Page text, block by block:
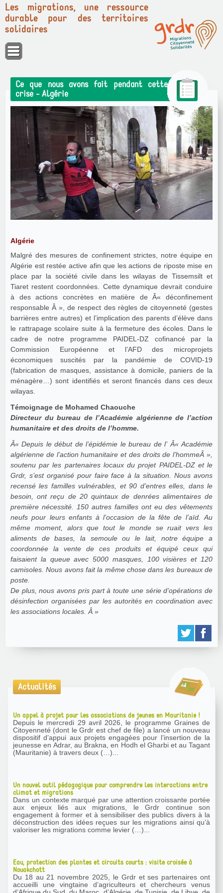
Panneau de gestion des cookies
Les migrations, une ressource
durable pour des territoires
solidaires
Ce que nous avons fait pendant cette
crise - Algérie
Algérie
Malgré des mesures de confinement strictes, notre équipe en
Algérie est restée active afin que les actions de riposte mise en
place par la société civile dans les wilayas de Tissemsilt et
Tiaret restent coordonnées. Cette dynamique devrait conduire
à des actions concrètes en matière de Â« déconfinement
responsable Â », de respect des règles de citoyenneté (gestes
barrières entre autres) et l’implication des parents d’élève dans
le rattrapage scolaire suite à la fermeture des écoles. Dans le
cadre de notre programme PAIDEL-DZ cofinancé par la
Commission Européenne et l’AFD des microprojets
économiques suscités par la pandémie de COVID-19
(fabrication de masques, assistance à domicile, paniers de la
ménagère…) sont identifiés et seront financés dans ces deux
wilayas.
Témoignage de Mohamed Chaouche
Directeur du bureau de l’Académie algérienne de l’action
humanitaire et des droits de l’homme.
Â« Depuis le début de l’épidémie le bureau de l’ Â« Académie
algérienne de l’action humanitaire et des droits de l’hommeÂ »,
soutenu par les partenaires locaux du projet PAIDEL-DZ et le
Grdr, s’est organisé pour faire face à la situation. Nous avons
recensé les familles vulnérables, et 90 d’entres elles, dans le
besoin, ont reçu de 20 quintaux de denrées alimentaires de
première nécessité. 150 autres familles ont eu des vêtements
neufs pour leurs enfants à l’occasion de la fête de l’aïd. Au
même moment, alors que tout le monde se ruait vers les
aliments de bases, la semoule ou le lait, notre équipe a
coordonnée la vente de ces produits et équipé ceux qui
faisaient la queue avec 5000 masques, 100 visières et 120
camisoles. Nous avons fait la même chose dans les bureaux de
poste.
De plus, nous avons pris part à toute une série d’opérations de
désinfection organisées par les autorités en coordination avec
les associations locales. Â »
Actualités
Un appel à projet pour les associations de jeunes en Mauritanie !
Depuis le mercredi 29 avril 2026, le programme Graines de
Citoyenneté (dont le Grdr est chef de file) a lancé un nouveau
dispositif d’appui aux projets engagées pour l’insertion de la
jeunesse en Adrar, au Brakna, en Hodh el Gharbi et au Tagant
(Mauritanie) à travers deux (…)...
Un nouvel outil pédagogique pour comprendre les interactions entre
climat et migrations
Dans un contexte marqué par une attention croissante portée
aux enjeux liés aux migrations, le Grdr continue son
engagement à former et à sensibiliser des publics divers à la
déconstruction des idées reçues sur les migrations ainsi qu’à
valoriser les migrations comme levier (…)...
Eau, protection des plantes et circuits courts : visite croisée à
Nouakchott
Du 18 au 21 novembre 2025, le Grdr et ses partenaires ont
accueilli une vingtaine d’agriculteurs et chercheurs venus